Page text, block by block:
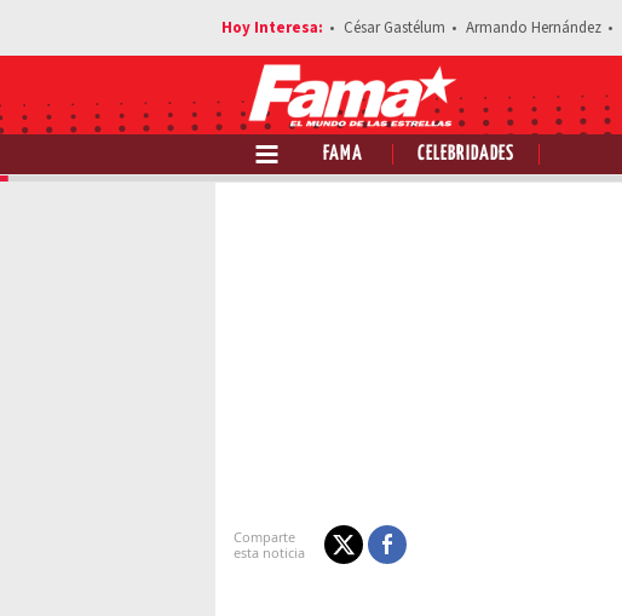
César Gastélum Armando Hernández
FAMA CELEBRIDADES